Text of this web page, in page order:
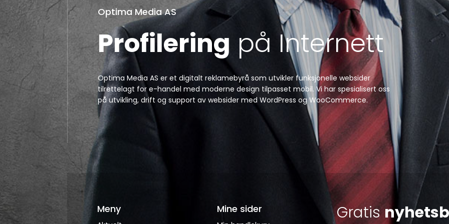
Optima Media AS
Profilering på Internett
Optima Media AS er et digitalt reklamebyrå som utvikler funksjonelle websider
tilrettelagt for e-handel med moderne design tilpasset mobil. Vi har spesialisert oss
på utvikling, drift og support av websider med WordPress og WooCommerce.
Meny Mine sider Gratis